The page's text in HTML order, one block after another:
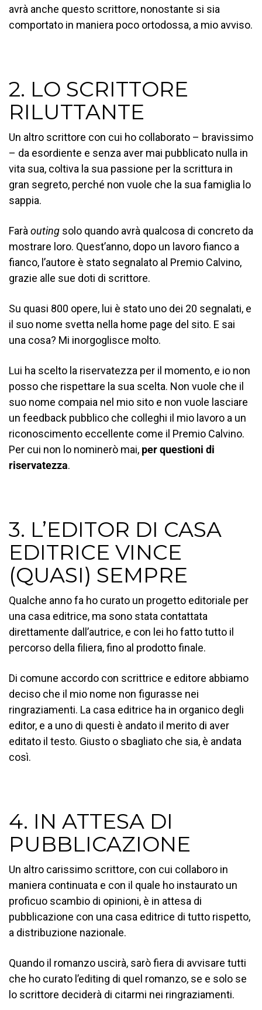
avrà anche questo scrittore, nonostante si sia
comportato in maniera poco ortodossa, a mio avviso.
2. LO SCRITTORE
RILUTTANTE
Un altro scrittore con cui ho collaborato – bravissimo
– da esordiente e senza aver mai pubblicato nulla in
vita sua, coltiva la sua passione per la scrittura in
gran segreto, perché non vuole che la sua famiglia lo
sappia.
Farà outing solo quando avrà qualcosa di concreto da
mostrare loro. Quest’anno, dopo un lavoro fianco a
fianco, l’autore è stato segnalato al Premio Calvino,
grazie alle sue doti di scrittore.
Su quasi 800 opere, lui è stato uno dei 20 segnalati, e
il suo nome svetta nella home page del sito. E sai
una cosa? Mi inorgoglisce molto.
Lui ha scelto la riservatezza per il momento, e io non
posso che rispettare la sua scelta. Non vuole che il
suo nome compaia nel mio sito e non vuole lasciare
un feedback pubblico che colleghi il mio lavoro a un
riconoscimento eccellente come il Premio Calvino.
Per cui non lo nominerò mai, per questioni di
riservatezza.
3. L’EDITOR DI CASA
EDITRICE VINCE
(QUASI) SEMPRE
Qualche anno fa ho curato un progetto editoriale per
una casa editrice, ma sono stata contattata
direttamente dall’autrice, e con lei ho fatto tutto il
percorso della filiera, fino al prodotto finale.
Di comune accordo con scrittrice e editore abbiamo
deciso che il mio nome non figurasse nei
ringraziamenti. La casa editrice ha in organico degli
editor, e a uno di questi è andato il merito di aver
editato il testo. Giusto o sbagliato che sia, è andata
così.
4. IN ATTESA DI
PUBBLICAZIONE
Un altro carissimo scrittore, con cui collaboro in
maniera continuata e con il quale ho instaurato un
proficuo scambio di opinioni, è in attesa di
pubblicazione con una casa editrice di tutto rispetto,
a distribuzione nazionale.
Quando il romanzo uscirà, sarò fiera di avvisare tutti
che ho curato l’editing di quel romanzo, se e solo se
lo scrittore deciderà di citarmi nei ringraziamenti.